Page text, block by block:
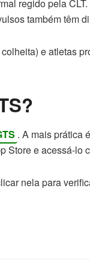
regido pela
também têm
e atletas
. A mais prática
Store e acessá-lo
nela para